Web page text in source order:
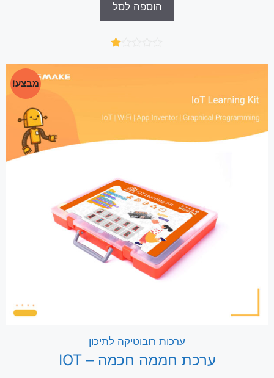
הוספה לסל
רג
ך
מבצע!
ערכות רובוטיקה לתיכון
ערכת חממה חכמה – IOT